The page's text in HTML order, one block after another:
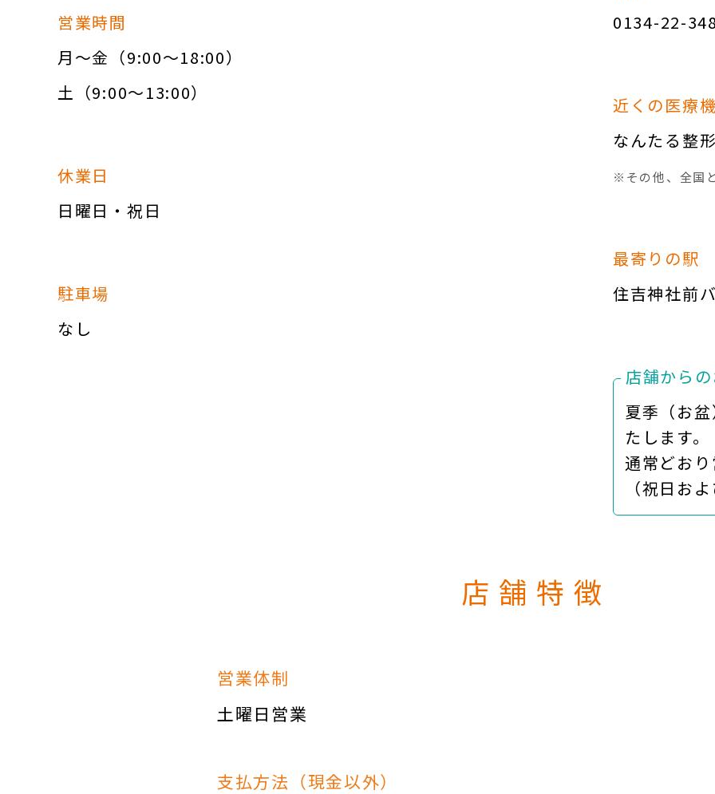
営業時間
月～金（9:00～18:00）
土（9:00～13:00）
休業日
日曜日・祝日
駐車場
なし
0134-22-
近くの医療
なんたる整
※その他、全国
最寄りの駅
住吉神社前
店舗から
夏季（お
たします。
通常どお
（祝日お
店舗特徴
営業体制
土曜日営業
支払方法（現金以外）